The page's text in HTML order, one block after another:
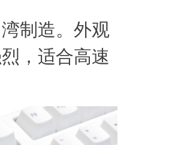
制造。外观
，适合高速